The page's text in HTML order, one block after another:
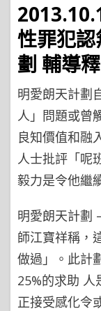
性罪犯
劃 輔導
明愛朗天計劃
人」問題或曾
良知價值和融
人士批評「呢
毅力是令他繼
明愛朗天計劃
師江寶祥稱，
做過」。此計
25%的求助
正接受感化令